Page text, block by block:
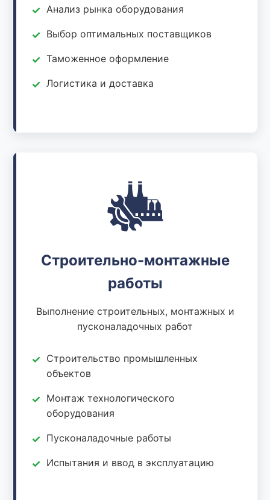
Анализ рынка оборудования
Выбор оптимальных поставщиков
Таможенное оформление
Логистика и доставка
Строительно-монтажные
работы
Выполнение строительных, монтажных и
пусконаладочных работ
Строительство промышленных
объектов
Монтаж технологического
оборудования
Пусконаладочные работы
Испытания и ввод в эксплуатацию